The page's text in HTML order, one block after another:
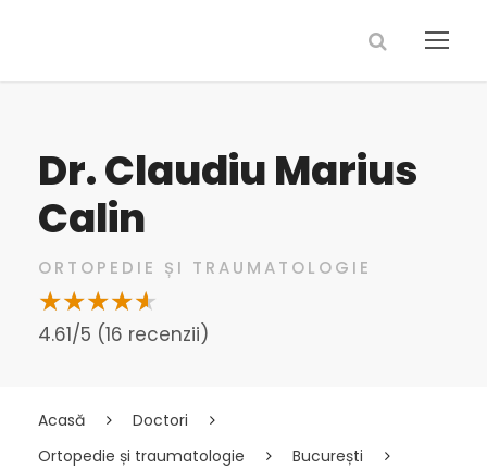
Dr. Claudiu Marius
Calin
ORTOPEDIE ȘI TRAUMATOLOGIE
4.61/5 (16 recenzii)
Acasă
Doctori
Ortopedie și traumatologie
București